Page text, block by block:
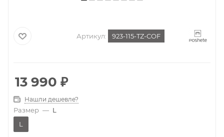
Артикул: 923-115-TZ-COF
13 990 ₽
Нашли дешевле?
Размер — L
L